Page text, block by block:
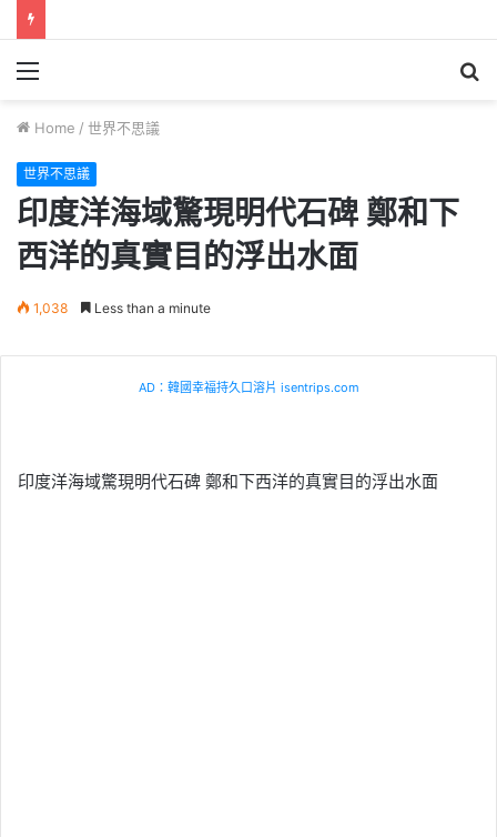
Home / 世界不思議
世界不思議
印度洋海域驚現明代石碑 鄭和下
西洋的真實目的浮出水面
1,038 Less than a minute
AD：韓國幸福持久口溶片 isentrips.com
印度洋海域驚現明代石碑 鄭和下西洋的真實目的浮出水面